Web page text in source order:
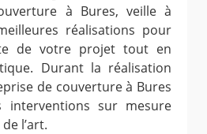
à Bures, veille à
réalisations pour
de votre projet tout en
Durant la réalisation
de couverture à Bures
interventions sur mesure
l’art.